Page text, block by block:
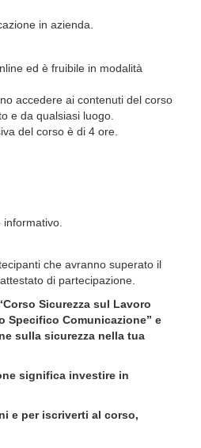
in azienda.
ed è fruibile in modalità
accedere ai contenuti del corso
e da qualsiasi luogo.
del corso è di 4 ore.
che avranno superato il
di partecipazione.
Sicurezza sul Lavoro
Specifico Comunicazione” e
sulla sicurezza nella tua
significa investire in
e per iscriverti al corso,